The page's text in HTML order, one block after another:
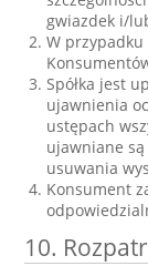
gwiazdek i/
W
Spółka jest
ujawnienia
ustępach
ujawniane są
usuwania
Konsument
10.